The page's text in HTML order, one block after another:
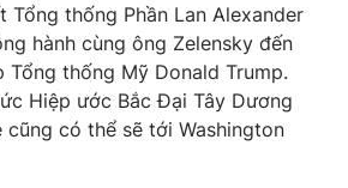
Tổng thống Phần Lan Alexander
hành cùng ông Zelensky đến
Tổng thống Mỹ Donald Trump.
Hiệp ước Bắc Đại Tây Dương
cũng có thể sẽ tới Washington